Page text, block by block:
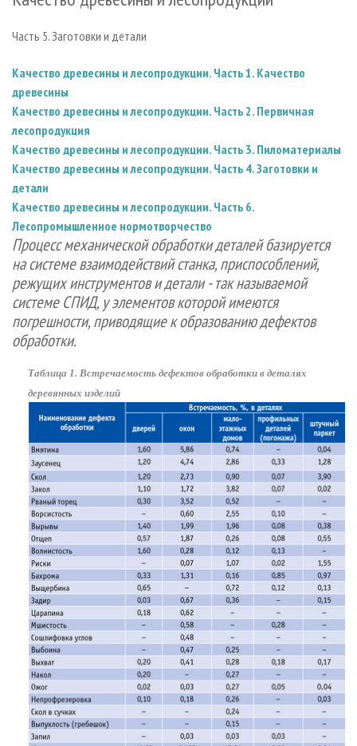
СУШКА ДРЕВЕСИНЫ
ПРОИЗВОДСТВО ДРЕВЕСНЫХ ПЛИТ
ПРОИЗВОДСТВО МЕБЕЛИ
БИОЭНЕРГЕТИКА
ЦБП
ИНСТРУМЕНТ И МАТЕРИАЛЫ
ПЕРСОНЫ
МОБИЛЬНЫЕ ВЫСТАВКИ
ПРИОРИТЕТНЫЕ ИНВЕСТПРОЕКТЫ
RUSSIAN FORESTRY REVIEW
ГАЗЕТА ЛЕСПРОМФОРУМ
БИБЛИОТЕКА СПЕЦИАЛИСТА
КОНТАКТЫ
РЕКЛАМА
РЕКЛАМА НА САЙТЕ
Часть 5. Заготовки и детали
Качество древесины и лесопродукции. Часть 1. Качество
древесины
Качество древесины и лесопродукции. Часть 2. Первичная
лесопродукция
Качество древесины и лесопродукции. Часть 3. Пиломатериалы
Качество древесины и лесопродукции. Часть 4. Заготовки и
детали
Качество древесины и лесопродукции. Часть 6.
Лесопромышленное нормотворчество
Процесс механической обработки деталей базируется
на системе взаимодействий станка, приспособлений,
режущих инструментов и детали - так называемой
системе СПИД, у элементов которой имеются
погрешности, приводящие к образованию дефектов
обработки.
Таблица 1. Встречаемость дефектов обработки в деталях
деревянных изделий